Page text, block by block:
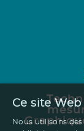
Ce site
Nous utilisons